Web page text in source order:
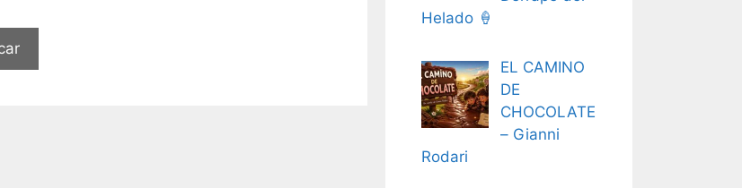
Helado 🍦
EL CAMINO
DE
CHOCOLATE
– Gianni
Rodari